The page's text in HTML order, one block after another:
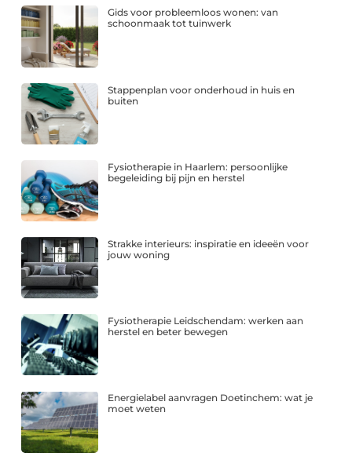
Gids voor probleemloos wonen: van
schoonmaak tot tuinwerk
Stappenplan voor onderhoud in huis en
buiten
Fysiotherapie in Haarlem: persoonlijke
begeleiding bij pijn en herstel
Strakke interieurs: inspiratie en ideeën voor
jouw woning
Fysiotherapie Leidschendam: werken aan
herstel en beter bewegen
Energielabel aanvragen Doetinchem: wat je
moet weten